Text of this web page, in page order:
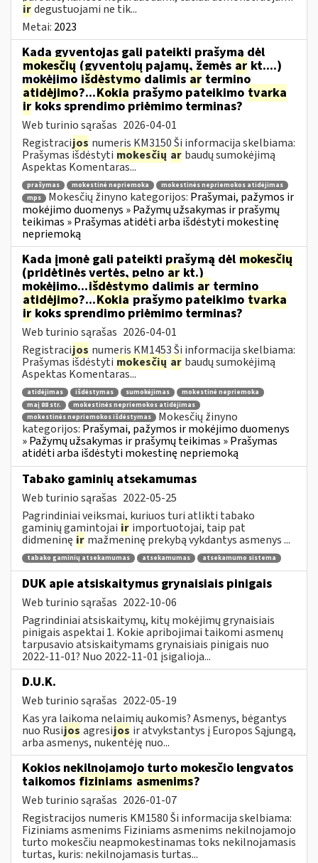
irdegustuojami ne tik...
Metai: 2023
Kada gyventojas gali pateikti prašymą dėl
mokesčių (gyventojų pajamų, žemės ar kt....)
mokėjimo išdėstymo dalimis ar termino
atidėjimo?...Kokiaprašymo pateikimo tvarka
irkoks sprendimo priėmimo terminas?
Web turinio sąrašas 2026-04-01
Registracijos numeris KM3150 Ši informacija skelbiama:
Prašymas išdėstyti mokesčių ar baudų sumokėjimą
Aspektas Komentaras...
prašymas mokestinė nepriemoka
mokestinės nepriemokos atidėjimas
mps
Mokesčių žinyno kategorijos: Prašymai, pažymos ir
mokėjimo duomenys » Pažymų užsakymas ir prašymų
teikimas » Prašymas atidėti arba išdėstyti mokestinę
nepriemoką
Kada įmonė gali pateikti prašymą dėl mokesčių
(pridėtinės vertės, pelno ar kt.)
mokėjimo...išdėstymo dalimis ar termino
atidėjimo?...Kokiaprašymo pateikimo tvarka
irkoks sprendimo priėmimo terminas?
Web turinio sąrašas 2026-04-01
Registracijos numeris KM1453 Ši informacija skelbiama:
Prašymas išdėstyti mokesčių ar baudų sumokėjimą
Aspektas Komentaras...
atidėjimas išdėstymas sumokėjimas
mokestinė nepriemoka
maį 88 str.
mokestinės nepriemokos atidėjimas
mokestinės nepriemokos išdėstymas
Mokesčių žinyno
kategorijos: Prašymai, pažymos ir mokėjimo duomenys
» Pažymų užsakymas ir prašymų teikimas » Prašymas
atidėti arba išdėstyti mokestinę nepriemoką
Tabako gaminių atsekamumas
Web turinio sąrašas 2022-05-25
Pagrindiniai veiksmai, kuriuos turi atlikti tabako
gaminių gamintojai ir importuotojai, taip pat
didmeninę ir mažmeninę prekybą vykdantys asmenys ...
tabako gaminių atsekamumas atsekamumas atsekamumo sistema
DUK apie atsiskaitymus grynaisiais pinigais
Web turinio sąrašas 2022-10-06
Pagrindiniai atsiskaitymų, kitų mokėjimų grynaisiais
pinigais aspektai 1. Kokie apribojimai taikomi asmenų
tarpusavio atsiskaitymams grynaisiais pinigais nuo
2022-11-01? Nuo 2022-11-01 įsigalioja...
D.U.K.
Web turinio sąrašas 2022-05-19
Kas yra laikoma nelaimių aukomis? Asmenys, bėgantys
nuo Rusijos agresijos ir atvykstantys į Europos Sąjungą,
arba asmenys, nukentėję nuo...
Kokios nekilnojamojo turto mokesčio lengvatos
taikomos fiziniams asmenims?
Web turinio sąrašas 2026-01-07
Registracijos numeris KM1580 Ši informacija skelbiama:
Fiziniams asmenims Fiziniams asmenims nekilnojamojo
turto mokesčiu neapmokestinamas toks nekilnojamasis
turtas, kuris: nekilnojamasis turtas...